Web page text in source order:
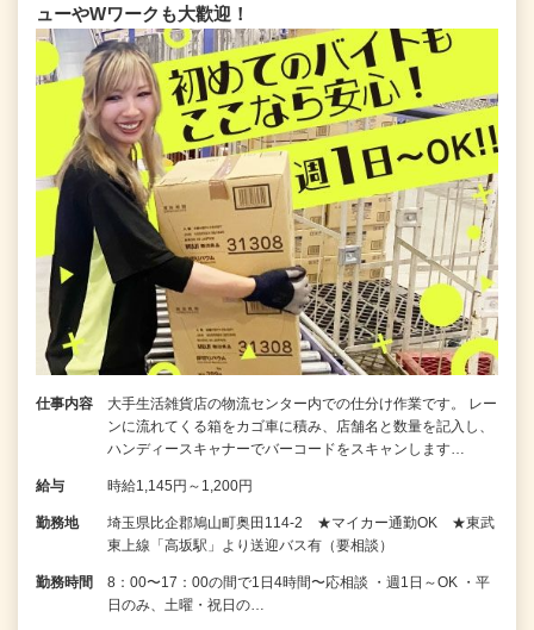
ューやWワークも大歡迎！
仕事内容
大手生活雑貨店の物流センター内での仕分け作業です。 レー
ンに流れてくる箱をカゴ車に積み、店舗名と数量を記入し、
ハンディースキャナーでバーコードをスキャンします…
給与 時給1,145円～1,200円
勤務地
埼玉県比企郡鳩山町奥田114-2 ★マイカー通勤OK ★東武
東上線「高坂駅」より送迎バス有（要相談）
勤務時間
8：00〜17：00の間で1日4時間〜応相談 ・週1日～OK ・平
日のみ、土曜・祝日の…